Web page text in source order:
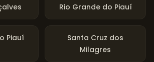
Rio Grande do Piauí
Piauí
Santa Cruz dos
Milagres